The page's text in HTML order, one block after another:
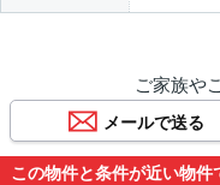
ご家族や
メールで送る
この物件と条件が近い物件